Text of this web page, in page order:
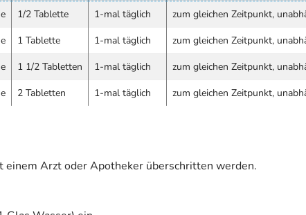
1/2 Tablette 1-mal täglich
zum gleichen Zeitpunkt,
1 Tablette 1-mal täglich
zum gleichen Zeitpunkt,
1 1/2 Tabletten 1-mal täglich
zum gleichen Zeitpunkt,
2 Tabletten 1-mal täglich zum gleichen Zeitpunkt,
einem Arzt oder Apotheker überschritten werden.